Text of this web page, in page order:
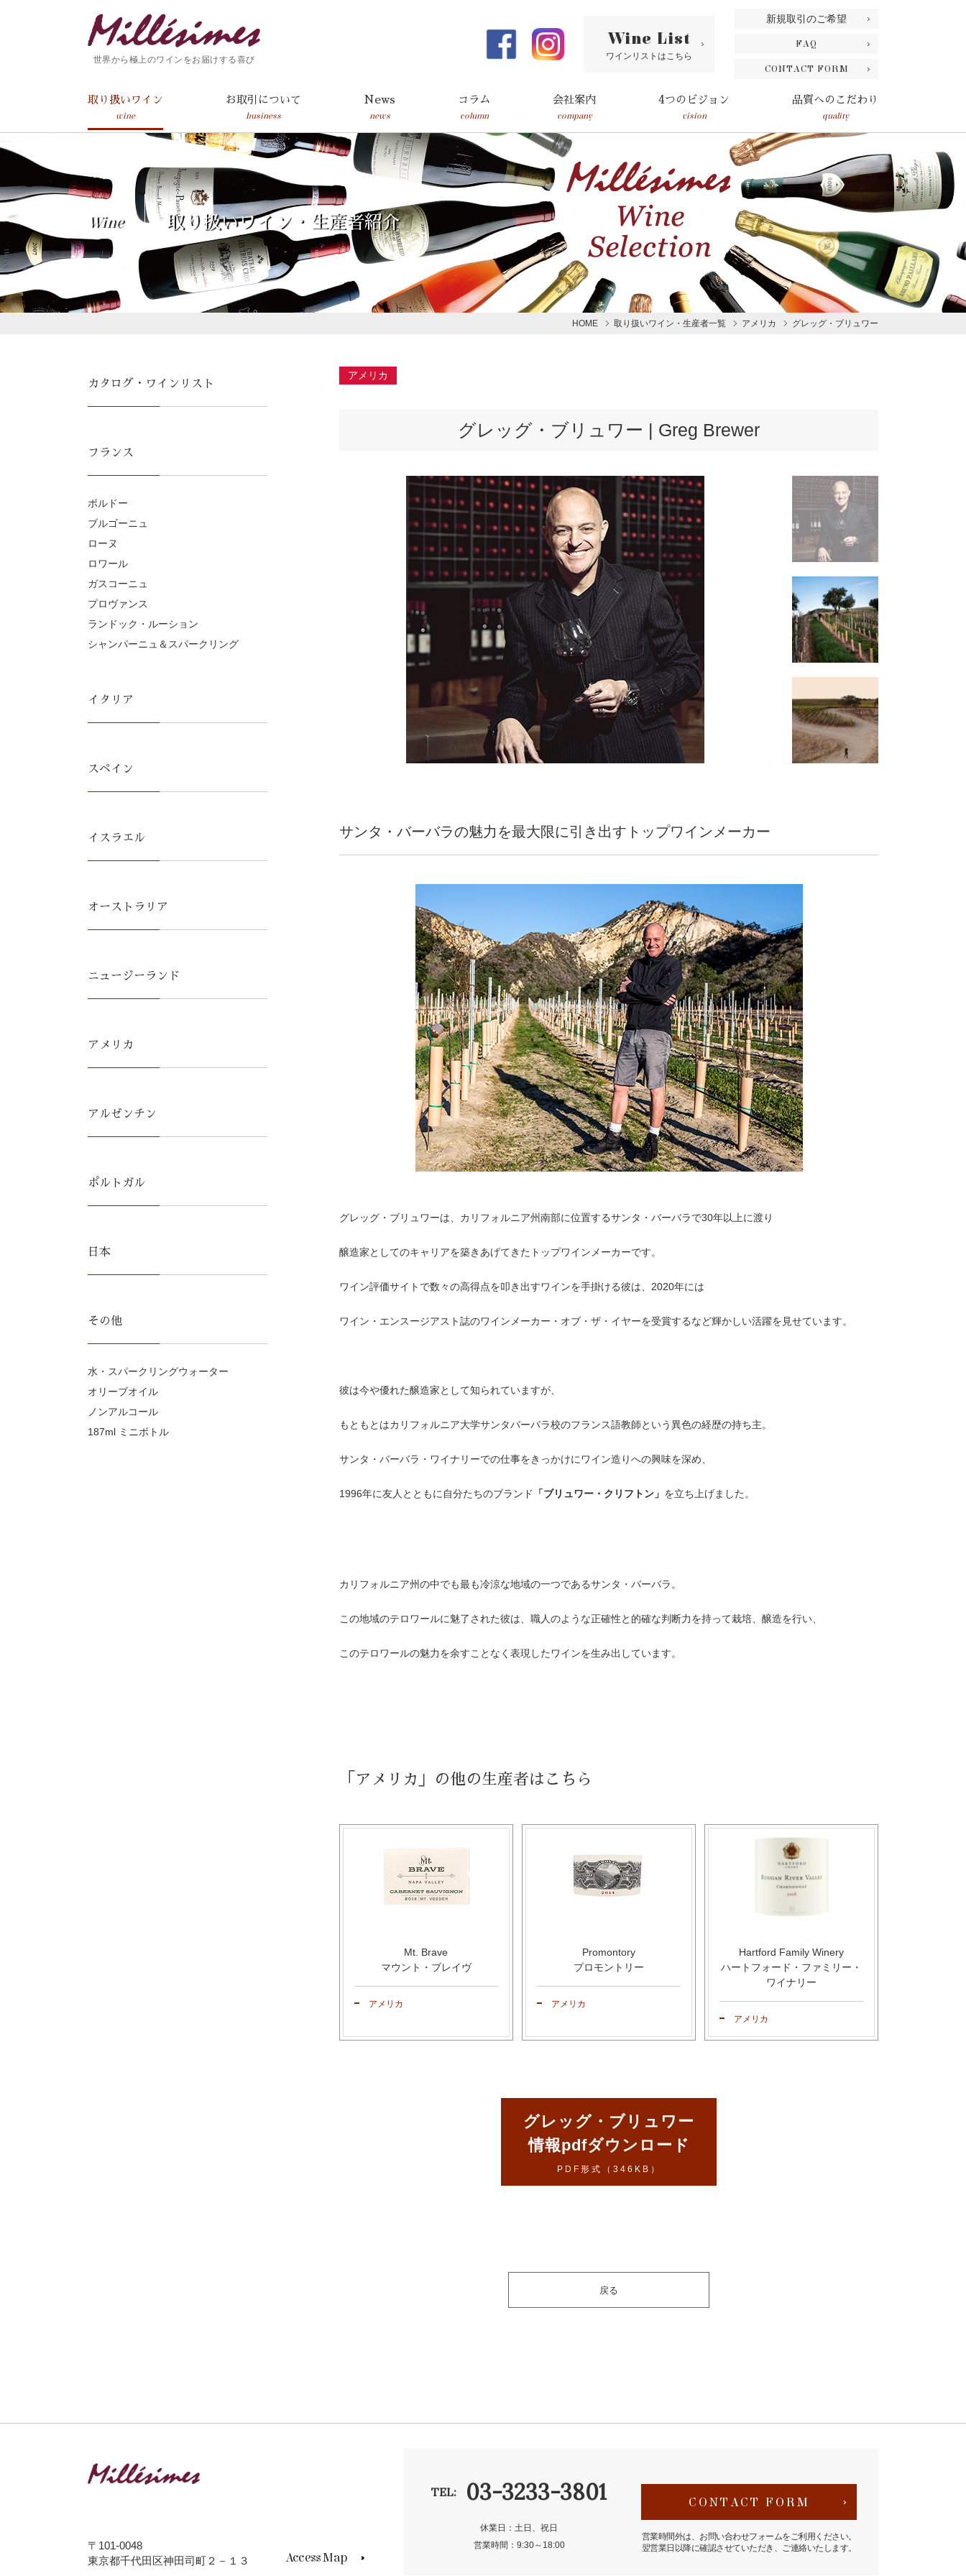
世界から極上のワインをお届けする喜び
Wine List
ワインリストはこちら
新規取引のご希望
FAQ
CONTACT FORM
取り扱いワイン
wine
お取引について
business
News
news
コラム
column
会社案内
company
4つのビジョン
vision
品質へのこだわり
quality
Wine 取り扱いワイン・生産者紹介
HOME 取り扱いワイン・生産者一覧 アメリカ グレッグ・ブリュワー
アメリカ
グレッグ・ブリュワー | Greg Brewer
サンタ・バーバラの魅力を最大限に引き出すトップワインメーカー
グレッグ・ブリュワーは、カリフォルニア州南部に位置するサンタ・バーバラで30年以上に渡り
醸造家としてのキャリアを築きあげてきたトップワインメーカーです。
ワイン評価サイトで数々の高得点を叩き出すワインを手掛ける彼は、2020年には
ワイン・エンスージアスト誌のワインメーカー・オブ・ザ・イヤーを受賞するなど輝かしい活躍を見せています。
彼は今や優れた醸造家として知られていますが、
もともとはカリフォルニア大学サンタバーバラ校のフランス語教師という異色の経歴の持ち主。
サンタ・バーバラ・ワイナリーでの仕事をきっかけにワイン造りへの興味を深め、
1996年に友人とともに自分たちのブランド 「ブリュワー・クリフトン」 を立ち上げました。
カリフォルニア州の中でも最も冷涼な地域の一つであるサンタ・バーバラ。
この地域のテロワールに魅了された彼は、職人のような正確性と的確な判断力を持って栽培、醸造を行い、
このテロワールの魅力を余すことなく表現したワインを生み出しています。
「アメリカ」の他の生産者はこちら
Mt. Brave
マウント・ブレイヴ
アメリカ
Promontory
プロモントリー
アメリカ
Hartford Family Winery
ハートフォード・ファミリー・
ワイナリー
アメリカ
グレッグ・ブリュワー
情報pdfダウンロード
PDF形式（346KB）
戻る
カタログ・ワインリスト
フランス
ボルドー
ブルゴーニュ
ローヌ
ロワール
ガスコーニュ
プロヴァンス
ランドック・ルーション
シャンパーニュ＆スパークリング
イタリア
スペイン
イスラエル
オーストラリア
ニュージーランド
アメリカ
アルゼンチン
ポルトガル
日本
その他
水・スパークリングウォーター
オリーブオイル
ノンアルコール
187ml ミニボトル
TEL: 03-3233-3801
休業日：土日、祝日
営業時間：9:30～18:00
CONTACT FORM
営業時間外は、お問い合わせフォームをご利用ください。
翌営業日以降に確認させていただき、ご連絡いたします。
〒101-0048
東京都千代田区神田司町２－１３
Access Map